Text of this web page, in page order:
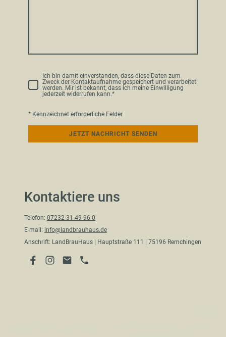
Ich bin damit einverstanden, dass diese Daten zum
Zweck der Kontaktaufnahme gespeichert und verarbeitet
werden. Mir ist bekannt, dass ich meine Einwilligung
jederzeit widerrufen kann.*
* Kennzeichnet erforderliche Felder
JETZT NACHRICHT SENDEN
Kontaktiere uns
Telefon: 07232 31 49 96 0
E-mail: info@landbrauhaus.de
Anschrift: LandBrauHaus | Hauptstraße 111 | 75196 Remchingen